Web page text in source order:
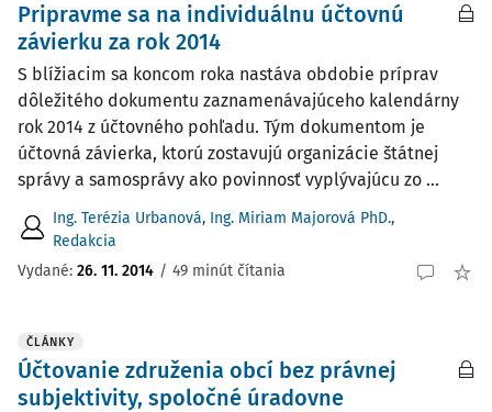
Pripravme sa na individuálnu účtovnú
závierku za rok 2014
S blížiacim sa koncom roka nastáva obdobie príprav
dôležitého dokumentu zaznamenávajúceho kalendárny
rok 2014 z účtovného pohľadu. Tým dokumentom je
účtovná závierka, ktorú zostavujú organizácie štátnej
správy a samosprávy ako povinnosť vyplývajúcu zo ...
Ing. Terézia Urbanová, Ing. Miriam Majorová PhD.,
Redakcia
Vydané: 26. 11. 2014 / 49 minút čítania
ČLÁNKY
Účtovanie združenia obcí bez právnej
subjektivity, spoločné úradovne